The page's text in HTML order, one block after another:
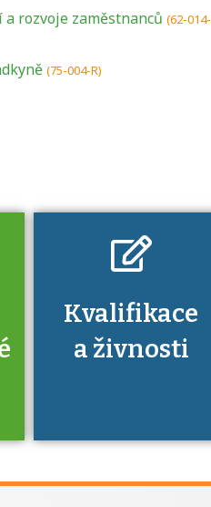
rozvoje zaměstnanců (62-014-
(75-004-R)
Kvalifikace
a živnosti
U řady živností je
určitá kvalifikace.